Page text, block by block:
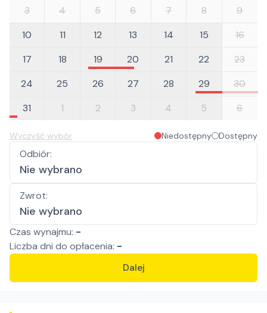
3
4 5 6 7 8
9
10
11 12 13 14 15
16
17
18 19 20 21 22
23
24
25 26 27 28 29
30
31
1 2 3 4 5 6
Wyczyść wybór Niedostępny Dostępny
Odbiór:
Nie wybrano
Zwrot:
Nie wybrano
Czas wynajmu: -
Liczba dni do opłacenia: -
Dalej